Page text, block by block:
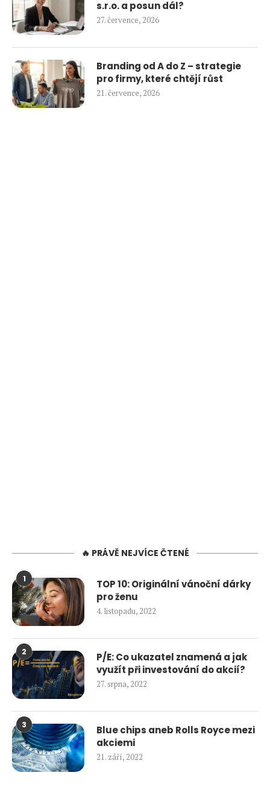
s.r.o. a posun dál?
27. července, 2026
Branding od A do Z – strategie
pro firmy, které chtějí růst
21. července, 2026
🔥 PRÁVĚ NEJVÍCE ČTENÉ
1
TOP 10: Originální vánoční dárky
pro ženu
4. listopadu, 2022
2
P/E: Co ukazatel znamená a jak
využít při investování do akcií?
27. srpna, 2022
3
Blue chips aneb Rolls Royce mezi
akciemi
21. září, 2022